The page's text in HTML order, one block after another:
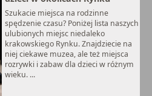
Szukacie miejsca na rodzinne
spędzenie czasu? Poniżej lista naszych
ulubionych miejsc niedaleko
krakowskiego Rynku. Znajdziecie na
niej ciekawe muzea, ale też miejsca
rozrywki i zabaw dla dzieci w różnym
wieku. ...